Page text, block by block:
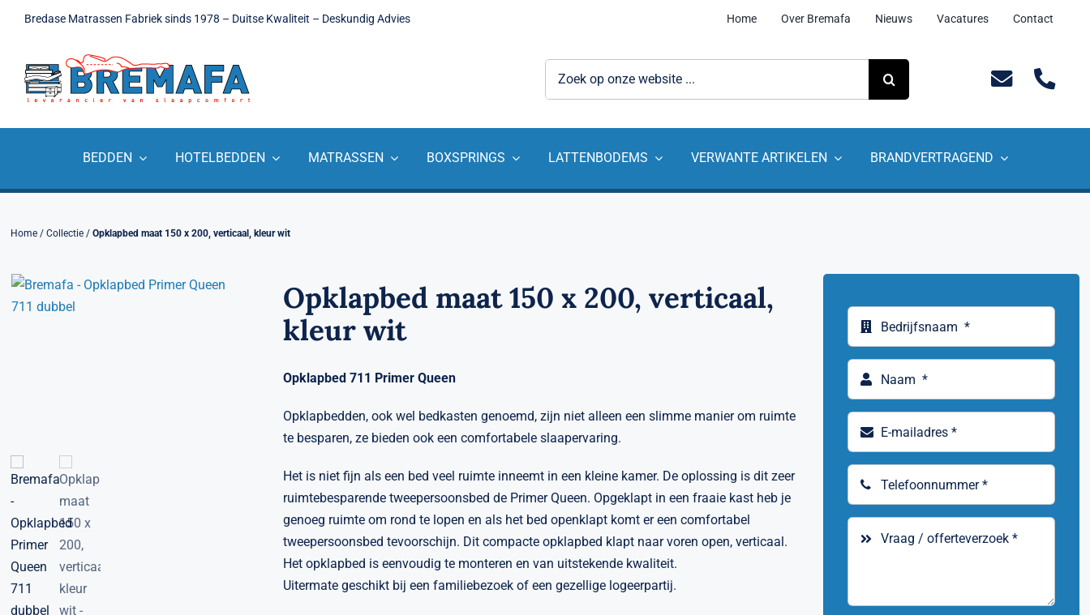
Bredase Matrassen Fabriek sinds 1978 – Duitse Kwaliteit – Deskundig Advies Home Over Bremafa Nieuws Vacatures Contact
BEDDEN HOTELBEDDEN MATRASSEN BOXSPRINGS LATTENBODEMS VERWANTE ARTIKELEN BRANDVERTRAGEND
Home /Collectie /Opklapbed maat 150 x 200, verticaal, kleur wit
Opklapbed maat 150 x 200, verticaal,
kleur wit
Opklapbed 711 Primer Queen
Opklapbedden, ook wel bedkasten genoemd, zijn niet alleen een slimme manier om ruimte
te besparen, ze bieden ook een comfortabele slaapervaring.
Het is niet fijn als een bed veel ruimte inneemt in een kleine kamer. De oplossing is dit zeer
ruimtebesparende tweepersoonsbed de Primer Queen. Opgeklapt in een fraaie kast heb je
genoeg ruimte om rond te lopen en als het bed openklapt komt er een comfortabel
tweepersoonsbed tevoorschijn. Dit compacte opklapbed klapt naar voren open, verticaal.
Het opklapbed is eenvoudig te monteren en van uitstekende kwaliteit.
Uitermate geschikt bij een familiebezoek of een gezellige logeerpartij.